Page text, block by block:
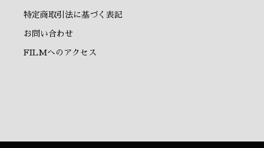
特定商取引法に基づく表記
お問い合わせ
FILMへのアクセス